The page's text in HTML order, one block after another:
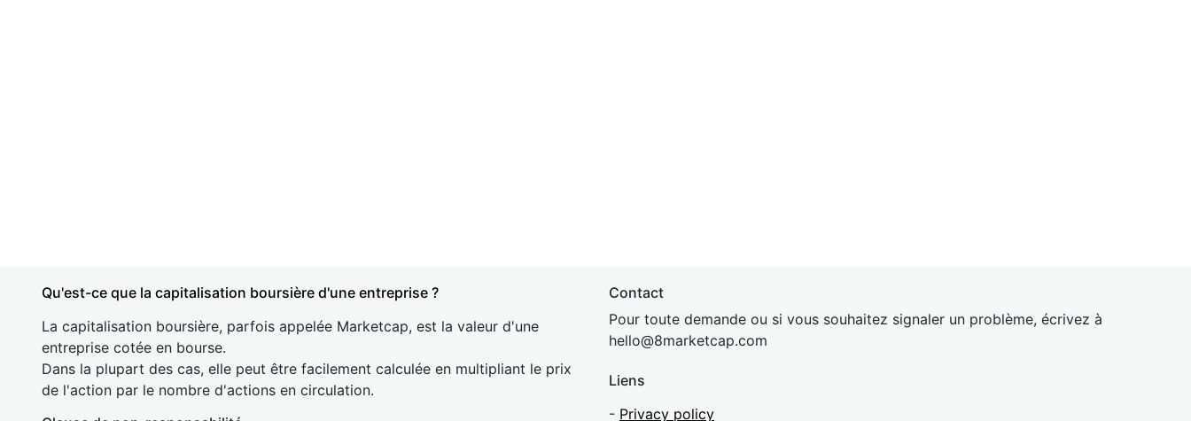
Qu'est-ce que la capitalisation boursière d'une entreprise ?
La capitalisation boursière, parfois appelée Marketcap, est la valeur d'une
entreprise cotée en bourse.
Dans la plupart des cas, elle peut être facilement calculée en multipliant le prix
de l'action par le nombre d'actions en circulation.
Contact
Pour toute demande ou si vous souhaitez signaler un problème, écrivez à
hello@8marketcap.com
Liens
- Privacy policy